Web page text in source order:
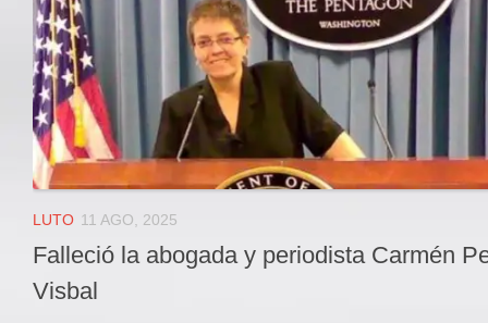
LUTO 11 AGO, 2025
Falleció la abogada y periodista Carmén
Visbal